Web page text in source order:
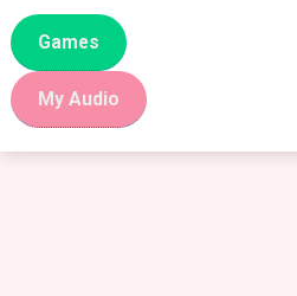
Games
My Audio